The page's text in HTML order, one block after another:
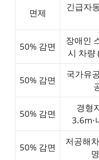
면제
긴급자
50% 감면
장애인
시 차량
50% 감면
국가유
50% 감면
경형
3.6m·
50% 감면
저공해